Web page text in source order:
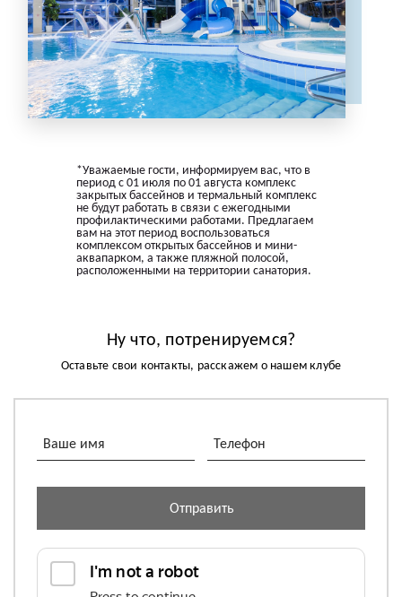
*Уважаемые гости, информируем вас, что в
период с 01 июля по 01 августа комплекс
закрытых бассейнов и термальный комплекс
не будут работать в связи с ежегодными
профилактическими работами. Предлагаем
вам на этот период воспользоваться
комплексом открытых бассейнов и мини-
аквапарком, а также пляжной полосой,
расположенными на территории санатория.
Ну что, потренируемся?
Оставьте свои контакты, расскажем о нашем клубе
Отправить